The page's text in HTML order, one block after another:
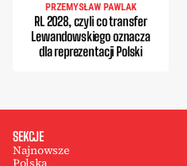
PRZEMYSŁAW PAWLAK
RL 2028, czyli co transfer
Lewandowskiego oznacza
dla reprezentacji Polski
SEKCJE
Najnowsze
Polska